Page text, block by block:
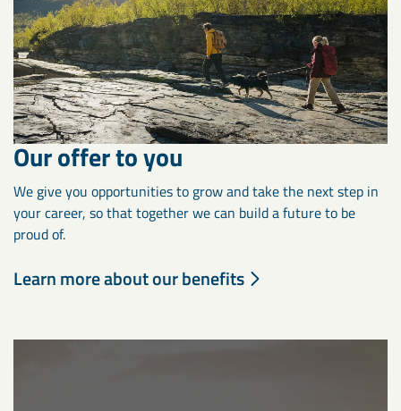
Our offer to you
We give you opportunities to grow and take the next step in
your career, so that together we can build a future to be
proud of.
Learn more about our benefits